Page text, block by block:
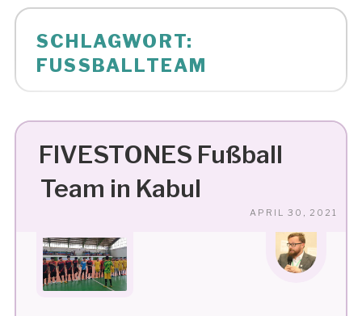
SCHLAGWORT:
FUSSBALLTEAM
FIVESTONES Fußball
Team in Kabul
APRIL 30, 2021